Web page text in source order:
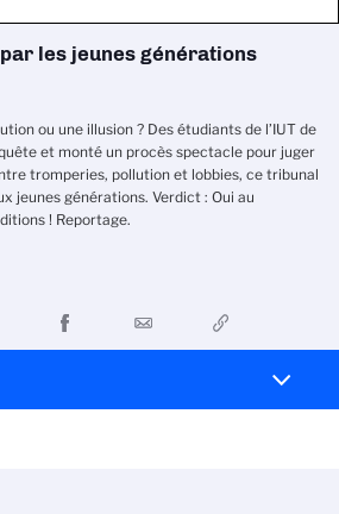
les jeunes générations
ou une illusion ? Des étudiants de l’IUT de
et monté un procès spectacle pour juger
tromperies, pollution et lobbies, ce tribunal
jeunes générations. Verdict : Oui au
! Reportage.